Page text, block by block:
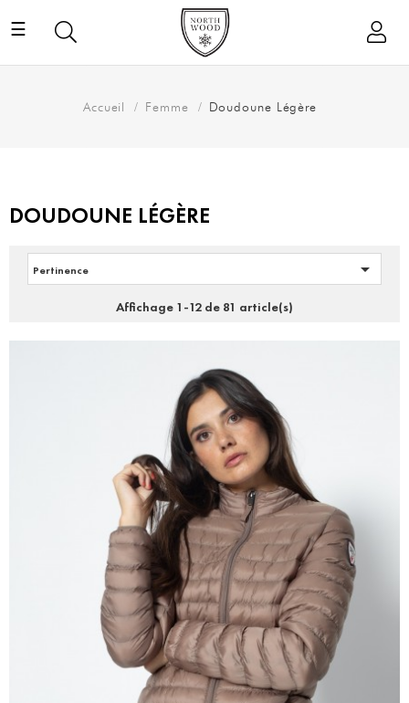
Basculer
navigation
☰
Accueil Femme Doudoune Légère
DOUDOUNE LÉGÈRE
Pertinence 
Affichage 1-12 de 81 article(s)